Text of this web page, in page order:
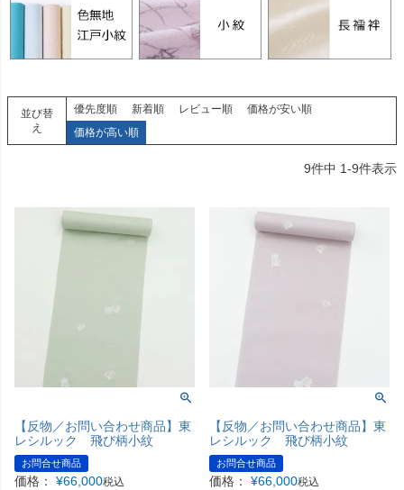
並び替
え
優先度順 新着順 レビュー順
価格が安い順
価格が高い順
9件中 1-9件表示
【反物／お問い合わせ商品】東
レシルック 飛び柄小紋
お問合せ商品
価格： ¥66,000税込
【反物／お問い合わせ商品】東
レシルック 飛び柄小紋
お問合せ商品
価格： ¥66,000税込